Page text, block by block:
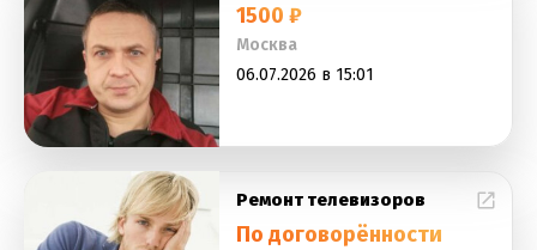
1500 ₽
Москва
06.07.2026 в 15:01
Ремонт телевизоров
По договорённости